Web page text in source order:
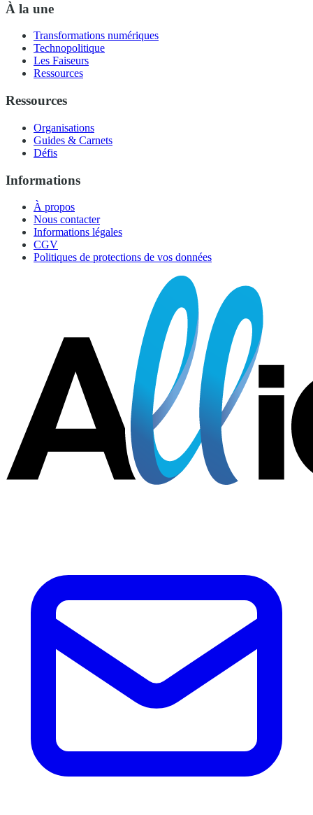
À la une
Transformations numériques
Technopolitique
Les Faiseurs
Ressources
Ressources
Organisations
Guides & Carnets
Défis
Informations
À propos
Nous contacter
Informations légales
CGV
Politiques de protections de vos données